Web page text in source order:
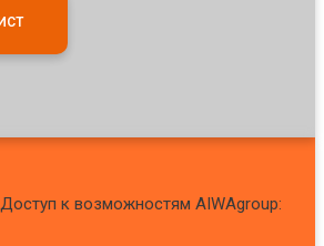
Доступ к возможностям AIWAgroup: